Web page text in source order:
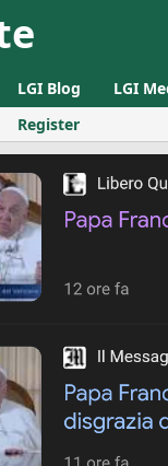
LGI Blog LGI
Register